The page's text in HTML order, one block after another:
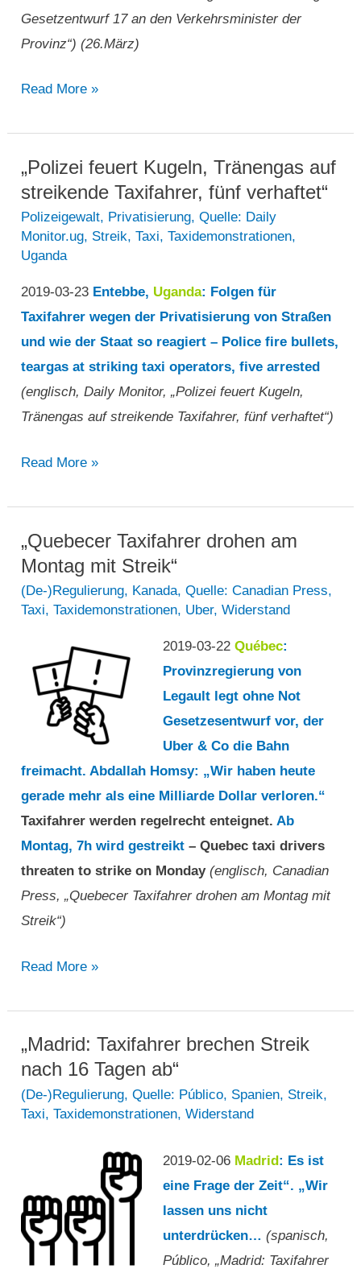
Gesetzentwurf 17 an den Verkehrsminister der
Provinz“) (26.März)
„Taxifahrer
Proteste,
überbringen
Bedenken
wegen
Gesetzentwurf
17
an
den
Verkehrsminister
der
Provinz“
Read More »
„Polizei feuert Kugeln, Tränengas auf
streikende Taxifahrer, fünf verhaftet“
Polizeigewalt, Privatisierung,Quelle: Daily
Monitor.ug, Streik,Taxi,Taxidemonstrationen,
Uganda
2019-03-23 Entebbe, Uganda: Folgen für
Taxifahrer wegen der Privatisierung von Straßen
und wie der Staat so reagiert – Police fire bullets,
teargas at striking taxi operators, five arrested
(englisch, Daily Monitor, „Polizei feuert Kugeln,
Tränengas auf streikende Taxifahrer, fünf verhaftet“)
„Polizei
Kugeln,
Tränengas
auf
streikende
Taxifahrer,
verhaftet“
Read More »
„Quebecer Taxifahrer drohen am
Montag mit Streik“
(De-)Regulierung, Kanada,Quelle: Canadian Press,
Taxi,Taxidemonstrationen, Uber,Widerstand
2019-03-22 Québec:
Provinzregierung von
Legault legt ohne Not
Gesetzesentwurf vor, der
Uber & Co die Bahn
freimacht. Abdallah Homsy: „Wir haben heute
gerade mehr als eine Milliarde Dollar verloren.“
Taxifahrer werden regelrecht enteignet.Ab
Montag, 7h wird gestreikt – Quebec taxi drivers
threaten to strike on Monday (englisch, Canadian
Press, „Quebecer Taxifahrer drohen am Montag mit
Streik“)
„Quebecer
drohen
am
Montag
mit
Streik“
Read More »
„Madrid: Taxifahrer brechen Streik
nach 16 Tagen ab“
(De-)Regulierung,Quelle: Público, Spanien, Streik,
Taxi,Taxidemonstrationen,Widerstand
2019-02-06 Madrid: Es ist
eine Frage der Zeit“. „Wir
lassen uns nicht
unterdrücken… (spanisch,
Público, „Madrid: Taxifahrer